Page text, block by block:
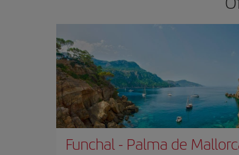
Funchal- Palma de